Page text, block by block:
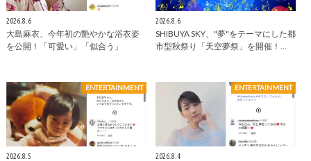
2026.8.6
大島麻衣、今年初の艶やかな浴衣姿
を公開！「可愛い」「似合う」
2026.8.6
SHIBUYA SKY、"夢"をテーマにした都
市型秋祭り「天空夢祭」を開催！…
ENTERTAINMENT
2026.8.5
ENTERTAINMENT
2026.8.4